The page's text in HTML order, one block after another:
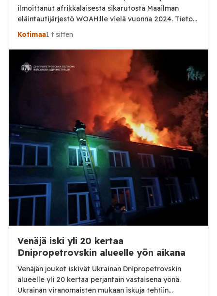
ilmoittanut afrikkalaisesta sikarutosta Maailman
eläintautijärjestö WOAH:lle vielä vuonna 2024. Tieto
haastaa kokoomuksen kansanedustaja Timo Heinosen
sikaruttoilmoituksista. Suomi on puolestaan
ilmoittanut tuoreesta Virolahden tapauksesta sekä
WOAH:n kautta että suoraan Venäjän
eläinlääkintäviranomaisille. Ruokavirasto kertoi Posi
TV:lle tarkempia tietoja Suomen ensimmäisestä
afrikkalaisen sikaruton tapauksesta sekä
eläintautitietojen vaihdosta […]
Kotimaa1 t sitten
Venäjä iski yli 20 kertaa
Dnipropetrovskin alueelle yön aikana
Venäjän joukot iskivät Ukrainan Dnipropetrovskin
alueelle yli 20 kertaa perjantain vastaisena yönä.
Ukrainan viranomaisten mukaan iskuja tehtiin